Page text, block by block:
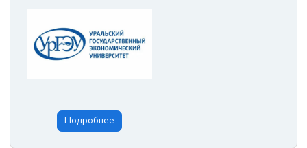
Подробнее